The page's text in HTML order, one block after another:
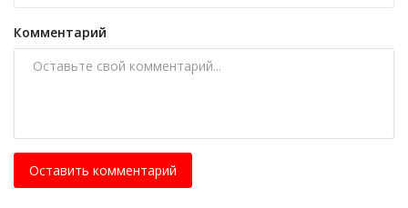
Комментарий
Оставить комментарий